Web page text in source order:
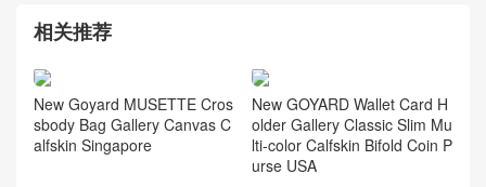
相关推荐
New Goyard MUSETTE Cros
sbody Bag Gallery Canvas C
alfskin Singapore
New GOYARD Wallet Card H
older Gallery Classic Slim Mu
lti-color Calfskin Bifold Coin P
urse USA